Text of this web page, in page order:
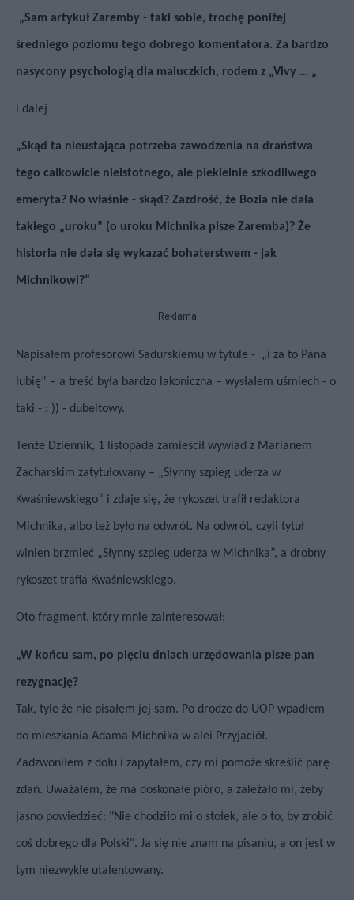
„Sam artykuł Zaremby - taki sobie, trochę poniżej
średniego poziomu tego dobrego komentatora. Za bardzo
nasycony psychologią dla maluczkich, rodem z „Vivy … „
i dalej
„Skąd ta nieustająca potrzeba zawodzenia na draństwa
tego całkowicie nieistotnego, ale piekielnie szkodliwego
emeryta? No właśnie - skąd? Zazdrość, że Bozia nie dała
takiego „uroku” (o uroku Michnika pisze Zaremba)? Że
historia nie dała się wykazać bohaterstwem - jak
Michnikowi?”
Reklama
Napisałem profesorowi Sadurskiemu w tytule - „i za to Pana
lubię” – a treść była bardzo lakoniczna – wysłałem uśmiech - o
taki - : )) - dubeltowy.
Tenże Dziennik, 1 listopada zamieścił wywiad z Marianem
Zacharskim zatytułowany – „Słynny szpieg uderza w
Kwaśniewskiego” i zdaje się, że rykoszet trafił redaktora
Michnika, albo też było na odwrót. Na odwrót, czyli tytuł
winien brzmieć „Słynny szpieg uderza w Michnika”, a drobny
rykoszet trafia Kwaśniewskiego.
Oto fragment, który mnie zainteresował:
„W końcu sam, po pięciu dniach urzędowania pisze pan
rezygnację?
Tak, tyle że nie pisałem jej sam. Po drodze do UOP wpadłem
do mieszkania Adama Michnika w alei Przyjaciół.
Zadzwoniłem z dołu i zapytałem, czy mi pomoże skreślić parę
zdań. Uważałem, że ma doskonałe pióro, a zależało mi, żeby
jasno powiedzieć: "Nie chodziło mi o stołek, ale o to, by zrobić
coś dobrego dla Polski". Ja się nie znam na pisaniu, a on jest w
tym niezwykle utalentowany.